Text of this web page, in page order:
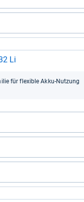
Li
für fle­xi­ble Akku-​Nut­zung